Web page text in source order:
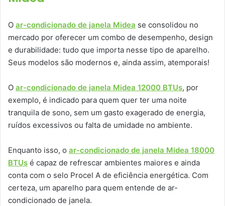
O ar-condicionado de janela Midea se consolidou no
mercado por oferecer um combo de desempenho, design
e durabilidade: tudo que importa nesse tipo de aparelho.
Seus modelos são modernos e, ainda assim, atemporais!
O ar-condicionado de janela Midea 12000 BTUs, por
exemplo, é indicado para quem quer ter uma noite
tranquila de sono, sem um gasto exagerado de energia,
ruídos excessivos ou falta de umidade no ambiente.
Enquanto isso, o ar-condicionado de janela Midea 18000
BTUs é capaz de refrescar ambientes maiores e ainda
conta com o selo Procel A de eficiência energética. Com
certeza, um aparelho para quem entende de ar-
condicionado de janela.